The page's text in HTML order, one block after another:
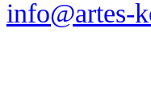
info@artes-